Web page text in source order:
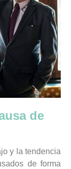
de
y la tendencia
de forma